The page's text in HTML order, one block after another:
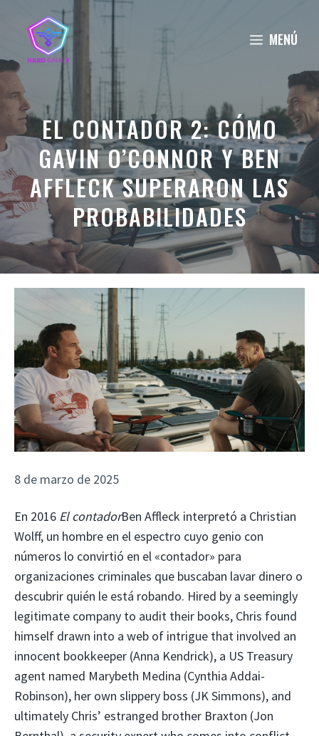
contenido
MENÚ
EL CONTADOR 2: CÓMO
GAVIN O’CONNOR Y BEN
AFFLECK SUPERARON LAS
PROBABILIDADES
8 de marzo de 2025
En 2016 El contadorBen Affleck interpretó a Christian
Wolff, un hombre en el espectro cuyo genio con
números lo convirtió en el «contador» para
organizaciones criminales que buscaban lavar dinero o
descubrir quién le está robando. Hired by a seemingly
legitimate company to audit their books, Chris found
himself drawn into a web of intrigue that involved an
innocent bookkeeper (Anna Kendrick), a US Treasury
agent named Marybeth Medina (Cynthia Addai-
Robinson), her own slippery boss (JK Simmons), and
ultimately Chris’ estranged brother Braxton (Jon